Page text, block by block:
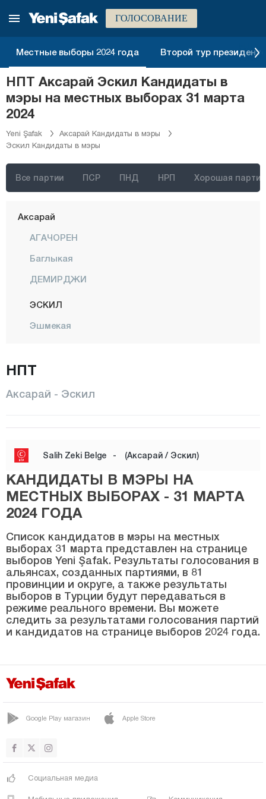
ГОЛОСОВАНИЕ
Местные выборы 2024 года Второй тур
НПТ Аксарай Эскил Кандидаты в
мэры на местных выборах 31 марта
2024
Yeni Şafak
Аксарай Кандидаты в мэры
Эскил Кандидаты в мэры
Все партии ПСР ПНД НРП Хорошая партия
Стамбул
Анкара
Измир
Адана
Адыяман
Агры
Аксарай
АГАЧОРЕН
Баглыкая
ДЕМИРДЖИ
ЭСКИЛ
Эшмекая
Гульпынар
Гюзельюрт
Ихлара
Центр
Саглык
Саратлы
САРЫЯХШИ
Селиме
СУЛТАНХАНИ
Ташпынар
Топаккая
Еникент
Йешилтепе
Амасья
Анталия
Ардахан
Артвин
Айдын
НПТ
Аксарай - Эскил
Salih Zeki Belge - (Аксарай / Эскил)
КАНДИДАТЫ В МЭРЫ НА
МЕСТНЫХ ВЫБОРАХ - 31 МАРТА
2024 ГОДА
Список кандидатов в мэры на местных
выборах 31 марта представлен на странице
выборов Yeni Şafak. Результаты голосования в
альянсах, созданных партиями, в 81
провинции и округе, а также результаты
выборов в Турции будут передаваться в
режиме реального времени. Вы можете
следить за результатами голосования партий
и кандидатов на странице выборов 2024 года.
Google Play магазин Apple Store
Социальная медиа